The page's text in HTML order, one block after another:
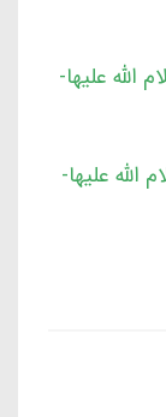
الله علیها-
الله علیها-